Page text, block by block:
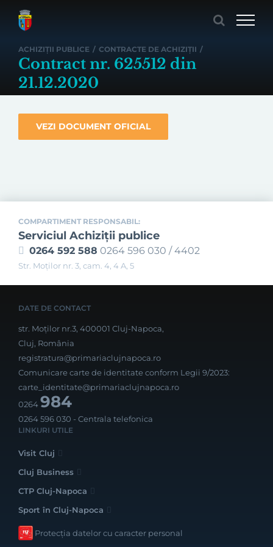
ACHIZIȚII PUBLICE / CONTRACTE DE ACHIZIȚII /
Contract nr. 625512 din
21.12.2020
VEZI DOCUMENT OFICIAL
COMPARTIMENT RESPONSABIL:
Serviciul Achiziţii publice
0264 592 588 0264 596 030 / 4402
Str. Moţilor nr. 3, cam. 4, 4 A, 5
DATE DE CONTACT
str. Moților nr.3, 400001 Cluj-Napoca,
Cluj, România
registratura@primariaclujnapoca.ro
Comunicare carte de identitate conform Legii 9/2023:
carte_identitate@primariaclujnapoca.ro
0264984
0264 596 030 - Centrala telefonica
LINKURI UTILE
Visit Cluj
Cluj Business
CTP Cluj-Napoca
Sport în Cluj-Napoca
Protecția datelor cu caracter personal